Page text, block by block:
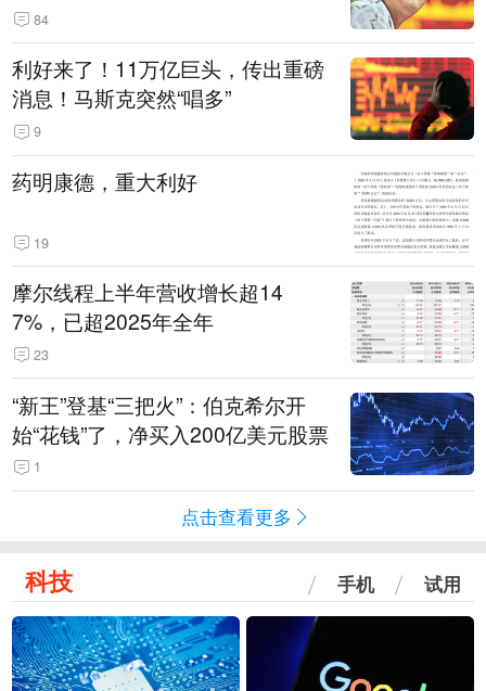
84
利好来了！11万亿巨头，传出重磅
消息！马斯克突然“唱多”
9
药明康德，重大利好
19
摩尔线程上半年营收增长超14
7%，已超2025年全年
23
“新王”登基“三把火”：伯克希尔开
始“花钱”了，净买入200亿美元股票
1
点击查看更多
科技 手机 试用